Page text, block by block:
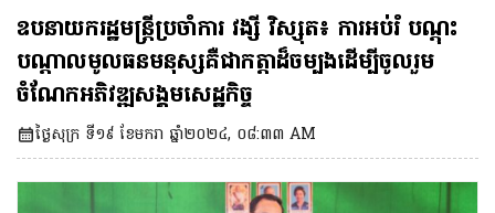
អប់រំ បណ្តុះបណ្តាលមូលធនមនុស្សគឺជាកត្តា
ដ៏ចម្បងដើម្បីចូលរួមចំណែកអភិវឌ្ឍសង្គម
សេដ្ឋកិច្ច
ឧបនាយករដ្ឋមន្ត្រីប្រចាំការ វង្សី វិស្សុត៖ ការអប់រំ បណ្តុះ
បណ្តាលមូលធនមនុស្សគឺជាកត្តាដ៏ចម្បងដើម្បីចូលរួម
ចំណែកអភិវឌ្ឍសង្គមសេដ្ឋកិច្ច
ថ្ងៃសុក្រ ទី១៩ ខែមករា ឆ្នាំ២០២៤, ០៨:៣៣ AM